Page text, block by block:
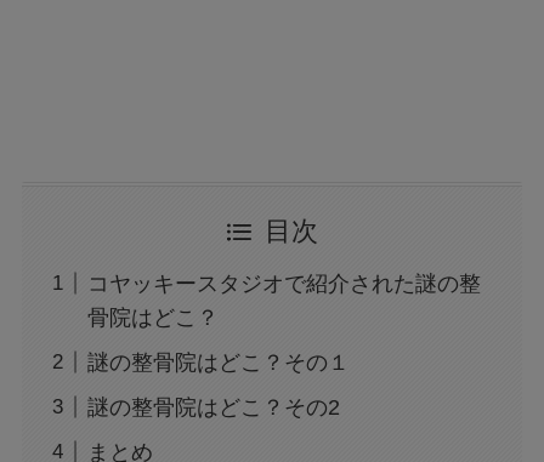
目次
コヤッキースタジオで紹介された謎の整
骨院はどこ？
謎の整骨院はどこ？その１
謎の整骨院はどこ？その2
まとめ